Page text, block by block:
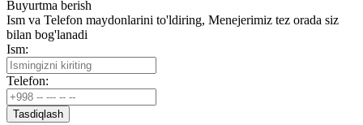
Buyurtma berish
Ism va Telefon maydonlarini to'ldiring, Menejerimiz tez orada siz
bilan bog'lanadi
Ism:
Telefon:
Tasdiqlash